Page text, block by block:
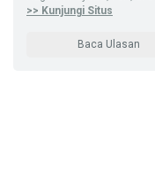
>> Kunjungi Situs
Baca Ulasan